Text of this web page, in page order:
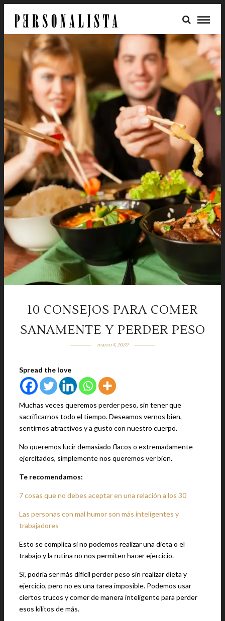
10 CONSEJOS PARA COMER
SANAMENTE Y PERDER PESO
marzo 4, 2020
Spread the love
Muchas veces queremos perder peso, sin tener que
sacrificarnos todo el tiempo. Deseamos vernos bien,
sentirnos atractivos y a gusto con nuestro cuerpo.
No queremos lucir demasiado flacos o extremadamente
ejercitados, simplemente nos queremos ver bien.
Te recomendamos:
7 cosas que no debes aceptar en una relación a los 30
Las personas con mal humor son más inteligentes y
trabajadores
Esto se complica si no podemos realizar una dieta o el
trabajo y la rutina no nos permiten hacer ejercicio.
Sí, podría ser más difícil perder peso sin realizar dieta y
ejercicio, pero no es una tarea imposible. Podemos usar
ciertos trucos y comer de manera inteligente para perder
esos kilitos de más.